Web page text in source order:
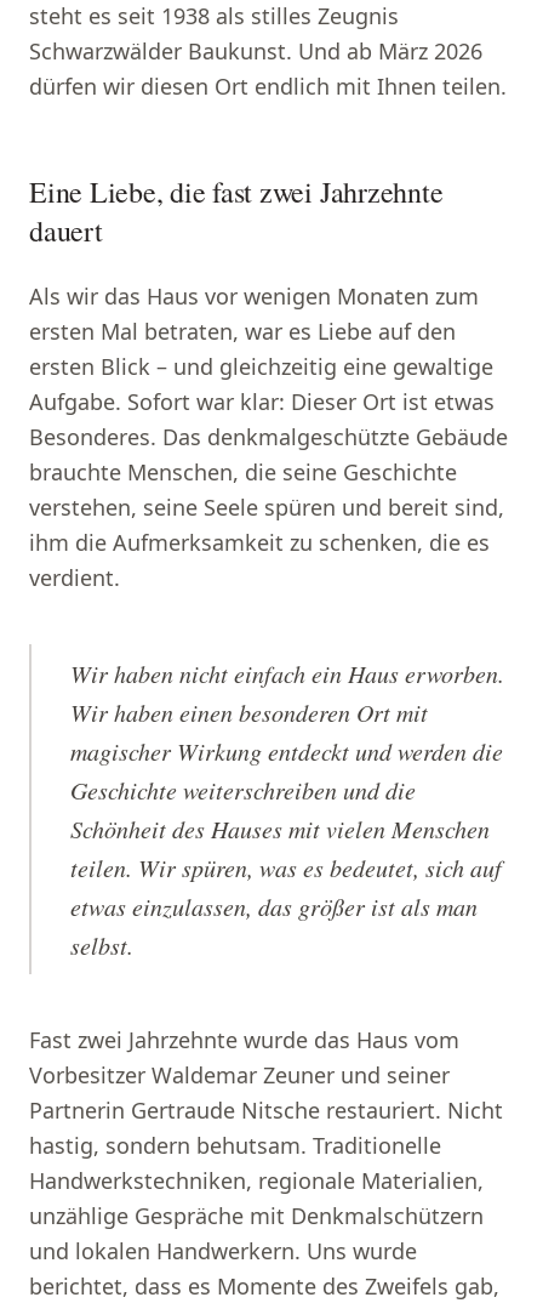
steht es seit 1938 als stilles Zeugnis
Schwarzwälder Baukunst. Und ab März 2026
dürfen wir diesen Ort endlich mit Ihnen teilen.
Eine Liebe, die fast zwei Jahrzehnte
dauert
Als wir das Haus vor wenigen Monaten zum
ersten Mal betraten, war es Liebe auf den
ersten Blick – und gleichzeitig eine gewaltige
Aufgabe. Sofort war klar: Dieser Ort ist etwas
Besonderes. Das denkmalgeschützte Gebäude
brauchte Menschen, die seine Geschichte
verstehen, seine Seele spüren und bereit sind,
ihm die Aufmerksamkeit zu schenken, die es
verdient.
Wir haben nicht einfach ein Haus erworben.
Wir haben einen besonderen Ort mit
magischer Wirkung entdeckt und werden die
Geschichte weiterschreiben und die
Schönheit des Hauses mit vielen Menschen
teilen. Wir spüren, was es bedeutet, sich auf
etwas einzulassen, das größer ist als man
selbst.
Fast zwei Jahrzehnte wurde das Haus vom
Vorbesitzer Waldemar Zeuner und seiner
Partnerin Gertraude Nitsche restauriert. Nicht
hastig, sondern behutsam. Traditionelle
Handwerkstechniken, regionale Materialien,
unzählige Gespräche mit Denkmalschützern
und lokalen Handwerkern. Uns wurde
berichtet, dass es Momente des Zweifels gab,